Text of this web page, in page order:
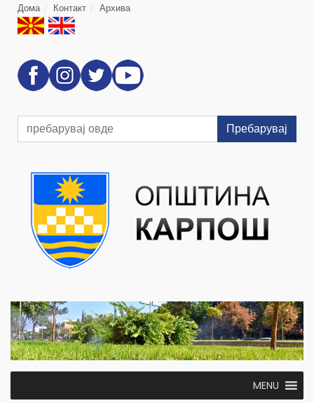
Дома Контакт Архива
Пребарувај
MENU